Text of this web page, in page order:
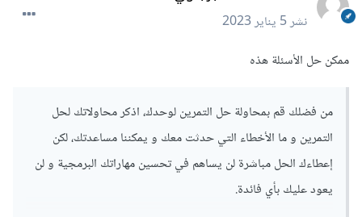
نشر5 يناير 2023
ممكن حل الأسئلة هذه
من فضلك قم بمحاولة حل التمرين لوحدك، اذكر محاولاتك لحل
التمرين و ما الأخطاء التي حدثت معك و يمكننا مساعدتك، لكن
إعطاءك الحل مباشرة لن يساهم في تحسين مهاراتك البرمجية و لن
يعود عليك بأي فائدة.